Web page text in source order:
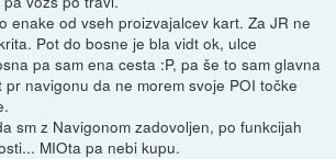
enake od vseh proizvajalcev kart. Za JR ne
Pot do bosne je bla vidt ok, ulce
pa sam ena cesta :P, pa še to sam glavna
pr navigonu da ne morem svoje POI točke
sm z Navigonom zadovoljen, po funkcijah
MIOta pa nebi kupu.